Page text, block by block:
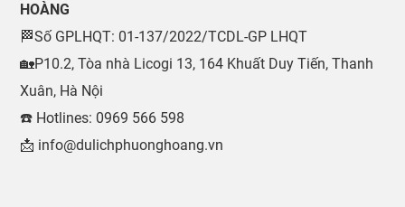
HOÀNG
🏁Số GPLHQT: 01-137/2022/TCDL-GP LHQT
🏡P10.2, Tòa nhà Licogi 13, 164 Khuất Duy Tiến, Thanh
Xuân, Hà Nội
☎️ Hotlines: 0969 566 598
📩 info@dulichphuonghoang.vn